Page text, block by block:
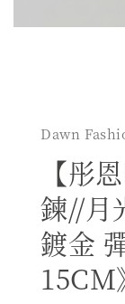
Dawn
【彤
鍊//月
鍍金